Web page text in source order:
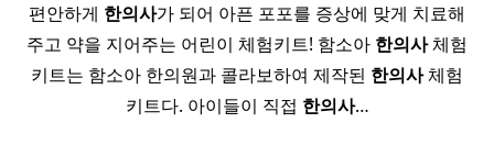
편안하게 한의사가 되어 아픈 포포를 증상에 맞게 치료해
주고 약을 지어주는 어린이 체험키트! 함소아 한의사체험
키트는 함소아 한의원과 콜라보하여 제작된 한의사체험
키트다. 아이들이 직접 한의사…